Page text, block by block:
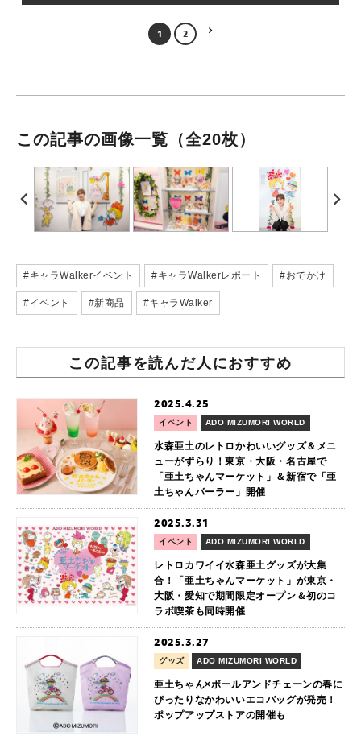
1 2
この記事の画像一覧 （全20枚）
#キャラWalkerイベント #キャラWalkerレポート #おでかけ
#イベント #新商品 #キャラWalker
この記事を読んだ人におすすめ
2025.4.25
イベント ADO MIZUMORI WORLD
水森亜土のレトロかわいいグッズ＆メニ
ューがずらり！東京・大阪・名古屋で
「亜土ちゃんマーケット」＆新宿で「亜
土ちゃんパーラー」開催
2025.3.31
イベント ADO MIZUMORI WORLD
レトロカワイイ水森亜土グッズが大集
合！「亜土ちゃんマーケット」が東京・
大阪・愛知で期間限定オープン＆初のコ
ラボ喫茶も同時開催
2025.3.27
グッズ ADO MIZUMORI WORLD
亜土ちゃん×ボールアンドチェーンの春に
ぴったりなかわいいエコバッグが発売！
ポップアップストアの開催も